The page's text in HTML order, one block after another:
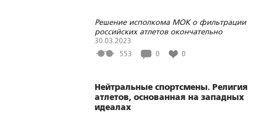
Решение исполкома МОК о фильтрации
российских атлетов окончательно
вскрыло цели Запада в отмене России
через спорт
30.03.2023
553
0 0
Нейтральные спортсмены. Религия
атлетов, основанная на западных
идеалах